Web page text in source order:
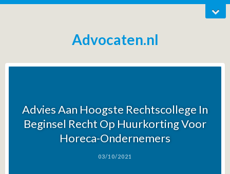
Advocaten.nl
Advies Aan Hoogste Rechtscollege In
Beginsel Recht Op Huurkorting Voor
Horeca-Ondernemers
03/10/2021